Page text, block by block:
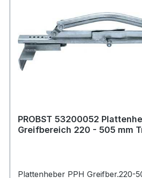
PROBST 53200052
Greifbereich 220 - 505 mm
Plattenheber PPH Greifber.220-